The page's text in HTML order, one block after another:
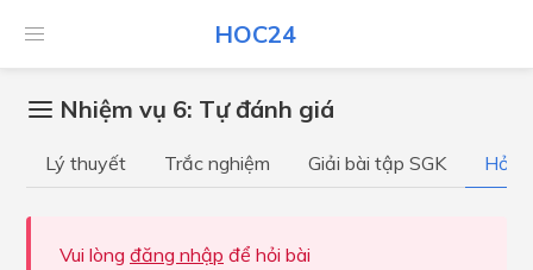
HOC24
Nhiệm vụ 6: Tự đánh giá
Lý thuyết Trắc nghiệm Giải bài tập SGK Hỏi
Vui lòng đăng nhập để hỏi bài